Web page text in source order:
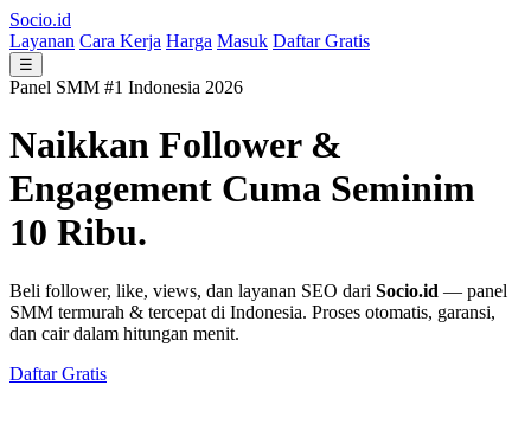
Socio.id
Layanan Cara Kerja Harga Masuk Daftar Gratis
☰
Panel SMM #1 Indonesia 2026
Naikkan Follower &
Engagement Cuma Seminim
10 Ribu.
Beli follower, like, views, dan layanan SEO dari Socio.id — panel
SMM termurah & tercepat di Indonesia. Proses otomatis, garansi,
dan cair dalam hitungan menit.
Daftar Gratis